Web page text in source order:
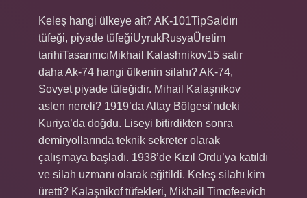
Keleş hangi ülkeye ait? AK-101TipSaldırı
tüfeği, piyade tüfeğiUyrukRusyaÜretim
tarihiTasarımcıMikhail Kalashnikov15 satır
daha Ak-74 hangi ülkenin silahı? AK-74,
Sovyet piyade tüfeğidir. Mihail Kalaşnikov
aslen nereli? 1919’da Altay Bölgesi’ndeki
Kuriya’da doğdu. Liseyi bitirdikten sonra
demiryollarında teknik sekreter olarak
çalışmaya başladı. 1938’de Kızıl Ordu’ya katıldı
ve silah uzmanı olarak eğitildi. Keleş silahı kim
üretti? Kalaşnikof tüfekleri, Mikhail Timofeevich